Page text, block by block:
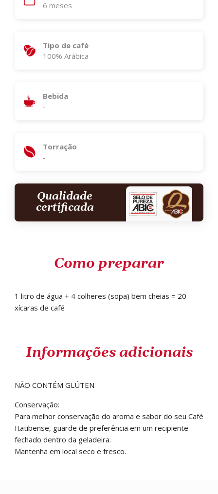
6 meses
Tipo de café
100% Arábica
Bebida
-
Torração
-
Qualidade
certificada
Como preparar
1 litro de água + 4 colheres (sopa) bem cheias = 20
xícaras de café
Informações adicionais
NÃO CONTÉM GLÚTEN
Conservação:
Para melhor conservação do aroma e sabor do seu Café
Itatibense, guarde de preferência em um recipiente
fechado dentro da geladeira.
Mantenha em local seco e fresco.